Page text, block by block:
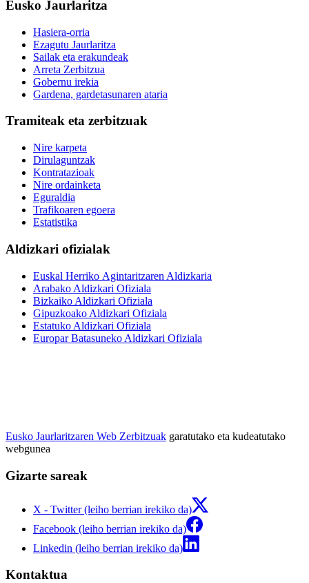
Eusko Jaurlaritza
Hasiera-orria
Ezagutu Jaurlaritza
Sailak eta erakundeak
Arreta Zerbitzua
Gobernu irekia
Gardena, gardetasunaren ataria
Tramiteak eta zerbitzuak
Nire karpeta
Dirulaguntzak
Kontratazioak
Nire ordainketa
Eguraldia
Trafikoaren egoera
Estatistika
Aldizkari ofizialak
Euskal Herriko Agintaritzaren Aldizkaria
Arabako Aldizkari Ofiziala
Bizkaiko Aldizkari Ofiziala
Gipuzkoako Aldizkari Ofiziala
Estatuko Aldizkari Ofiziala
Europar Batasuneko Aldizkari Ofiziala
Eusko Jaurlaritzaren Web Zerbitzuak garatutako eta kudeatutako
webgunea
Gizarte sareak
X - Twitter (leiho berrian irekiko da)
Facebook (leiho berrian irekiko da)
Linkedin (leiho berrian irekiko da)
Kontaktua